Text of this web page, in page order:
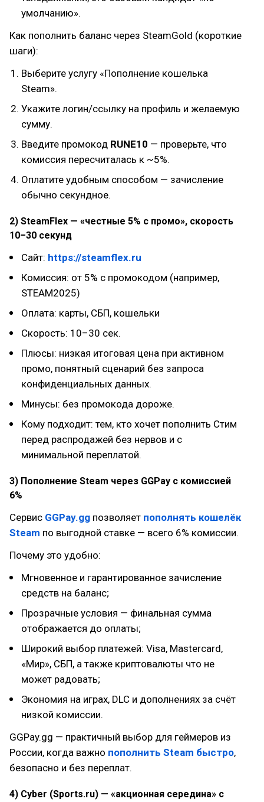
умолчанию».
Как пополнить баланс через SteamGold (короткие
шаги):
Выберите услугу «Пополнение кошелька
Steam».
Укажите логин/ссылку на профиль и желаемую
сумму.
Введите промокод RUNE10 — проверьте, что
комиссия пересчиталась к ~5%.
Оплатите удобным способом — зачисление
обычно секундное.
2) SteamFlex — «честные 5% с промо», скорость
10–30 секунд
Сайт: https://steamflex.ru
Комиссия: от 5% с промокодом (например,
STEAM2025)
Оплата: карты, СБП, кошельки
Скорость: 10–30 сек.
Плюсы: низкая итоговая цена при активном
промо, понятный сценарий без запроса
конфиденциальных данных.
Минусы: без промокода дороже.
Кому подходит: тем, кто хочет пополнить Стим
перед распродажей без нервов и с
минимальной переплатой.
3) Пополнение Steam через GGPay с комиссией
6%
Сервис GGPay.gg позволяет пополнять кошелёк
Steam по выгодной ставке — всего 6% комиссии.
Почему это удобно:
Мгновенное и гарантированное зачисление
средств на баланс;
Прозрачные условия — финальная сумма
отображается до оплаты;
Широкий выбор платежей: Visa, Mastercard,
«Мир», СБП, а также криптовалюты что не
может радовать;
Экономия на играх, DLC и дополнениях за счёт
низкой комиссии.
GGPay.gg — практичный выбор для геймеров из
России, когда важно пополнить Steam быстро,
безопасно и без переплат.
4) Cyber (Sports.ru) — «акционная середина» с